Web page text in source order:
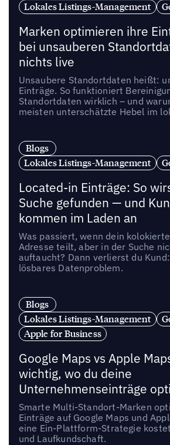
Lokales Listings-Management
Marken optimieren ihre
bei unsauberen
nichts live
Unsaubere Standortdaten heißt:
Einträge. So funktioniert
Standortdaten wirklich – und
meisten unterschätzte Hebel im
Blogs
Lokales Listings-Management
Located-in Einträge: So
Suche gefunden — und
kommen im Laden an
Was passiert, wenn dein
Adresse teilt, aber in der Suche
auftaucht? Dann verlierst du
lösbares Datenproblem.
Blogs
Lokales Listings-Management
Apple for Business
Google Maps vs Apple
wichtig, wo du deine
Unternehmenseinträge
Smarte Multi-Standort-Marken
Einträge auf Google Maps und
eine Ein-Plattform-Strategie
und Laufkundschaft.